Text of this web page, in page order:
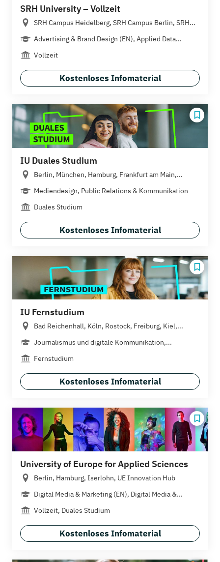
SRH University – Vollzeit
SRH Campus Heidelberg, SRH Campus Berlin, SRH...
Advertising & Brand Design (EN), Applied Data...
Vollzeit
Kostenloses Infomaterial
IU Duales Studium
Berlin, München, Hamburg, Frankfurt am Main,...
Mediendesign, Public Relations & Kommunikation
Duales Studium
Kostenloses Infomaterial
IU Fernstudium
Bad Reichenhall, Köln, Rostock, Freiburg, Kiel,...
Journalismus und digitale Kommunikation,...
Fernstudium
Kostenloses Infomaterial
University of Europe for Applied Sciences
Berlin, Hamburg, Iserlohn, UE Innovation Hub
Digital Media & Marketing (EN), Digital Media &...
Vollzeit, Duales Studium
Kostenloses Infomaterial